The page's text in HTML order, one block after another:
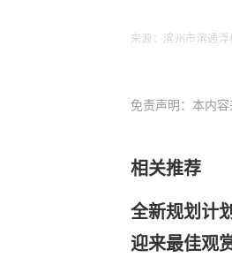
来源：滨州市滨通
免责声明：本内
相关推荐
全新规划计
迎来最佳观